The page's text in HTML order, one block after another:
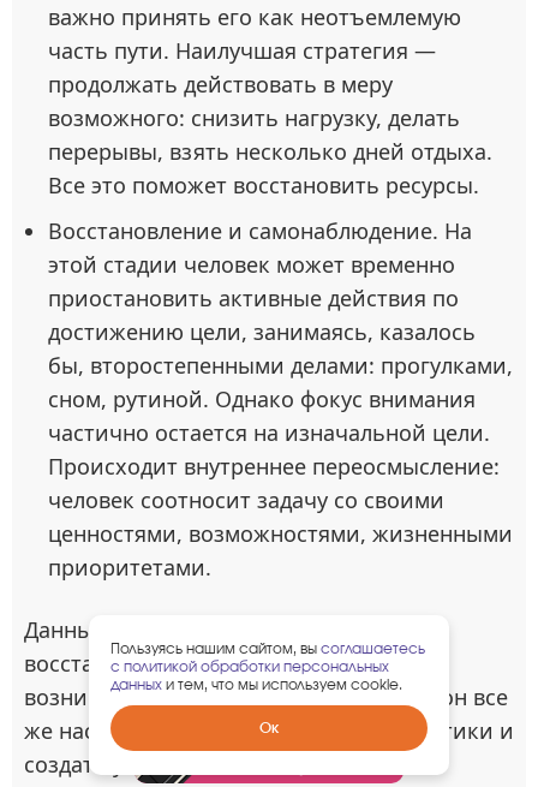
важно принять его как неотъемлемую
часть пути. Наилучшая стратегия —
продолжать действовать в меру
возможного: снизить нагрузку, делать
перерывы, взять несколько дней отдыха.
Все это поможет восстановить ресурсы.
Восстановление и самонаблюдение. На
этой стадии человек может временно
приостановить активные действия по
достижению цели, занимаясь, казалось
бы, второстепенными делами: прогулками,
сном, рутиной. Однако фокус внимания
частично остается на изначальной цели.
Происходит внутреннее переосмысление:
человек соотносит задачу со своими
ценностями, возможностями, жизненными
приоритетами.
Данный этап критически важен для
восстановления стимула, хотя и не
возникает автоматически у всех. Если он все
же наступает, важно избегать самокритики и
создать условия, способствующие
Забрать
гарантированный
Пользуясь нашим сайтом, вы соглашаетесь
с политикой обработки персональных
данных и тем, что мы используем cookie.
Ок